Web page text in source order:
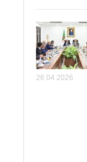
26 04 2026